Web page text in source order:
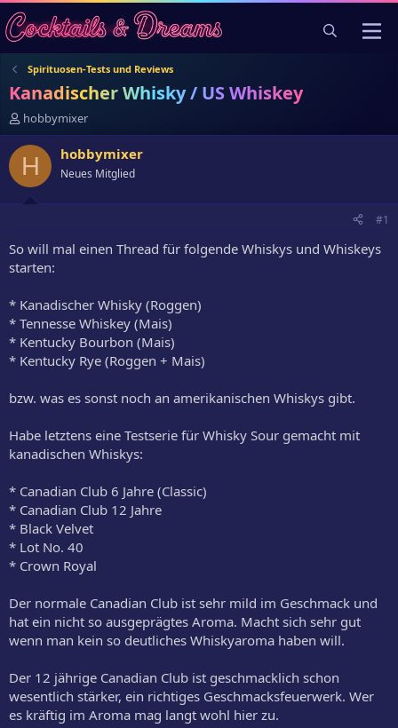
Spirituosen-Tests und Reviews
Kanadischer Whisky / US Whiskey
E
r
s
t
r
hobbymixer
H hobbymixer
Neues Mitglied
#1
So will mal einen Thread für folgende Whiskys und Whiskeys
starten:
* Kanadischer Whisky (Roggen)
* Tennesse Whiskey (Mais)
* Kentucky Bourbon (Mais)
* Kentucky Rye (Roggen + Mais)
bzw. was es sonst noch an amerikanischen Whiskys gibt.
Habe letztens eine Testserie für Whisky Sour gemacht mit
kanadischen Whiskys:
* Canadian Club 6 Jahre (Classic)
* Canadian Club 12 Jahre
* Black Velvet
* Lot No. 40
* Crown Royal
Der normale Canadian Club ist sehr mild im Geschmack und
hat ein nicht so ausgeprägtes Aroma. Macht sich sehr gut
wenn man kein so deutliches Whiskyaroma haben will.
Der 12 jährige Canadian Club ist geschmacklich schon
wesentlich stärker, ein richtiges Geschmacksfeuerwerk. Wer
es kräftig im Aroma mag langt wohl hier zu.